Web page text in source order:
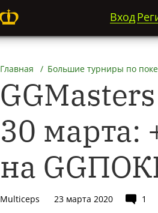
Вход
Главная Большие турниры по
30 марта:
на
Multiceps 23 марта 2020 1